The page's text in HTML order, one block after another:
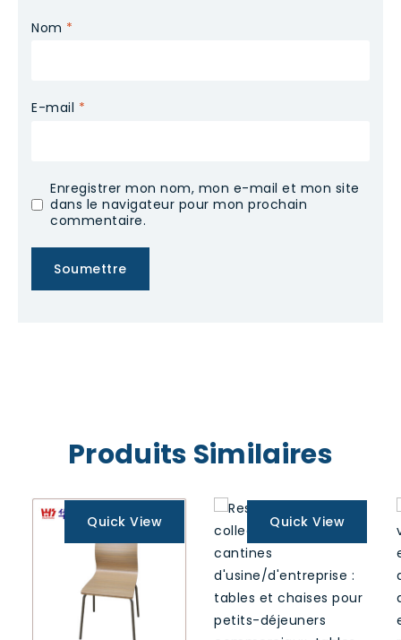
Nom *
E-mail *
Enregistrer mon nom, mon e-mail et mon site
dans le navigateur pour mon prochain
commentaire.
Produits Similaires
Quick View Quick View